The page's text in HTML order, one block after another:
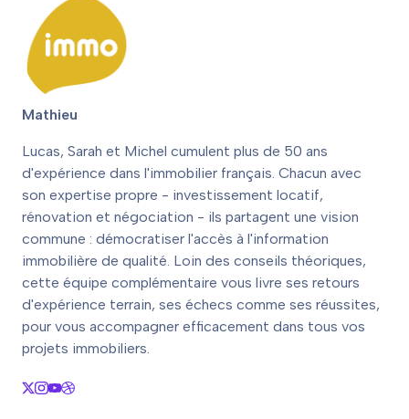
Mathieu
Lucas, Sarah et Michel cumulent plus de 50 ans
d'expérience dans l'immobilier français. Chacun avec
son expertise propre - investissement locatif,
rénovation et négociation - ils partagent une vision
commune : démocratiser l'accès à l'information
immobilière de qualité. Loin des conseils théoriques,
cette équipe complémentaire vous livre ses retours
d'expérience terrain, ses échecs comme ses réussites,
pour vous accompagner efficacement dans tous vos
projets immobiliers.